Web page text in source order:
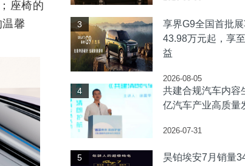
座椅的
馨
3
享界G9全国首批
43.98万元起，享
益
2026-08-05
4
共建合规汽车内容
亿汽车产业高质量
2026-07-31
5
昊铂埃安7月销量